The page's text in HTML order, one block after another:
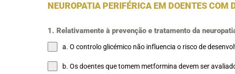
NEUROPATIA PERIFÉRICA EM DOENTES
1. Relativamente à prevenção e tratamento da
a. O controlo glicémico não influencia o risco de
b. Os doentes que tomem metformina devem ser